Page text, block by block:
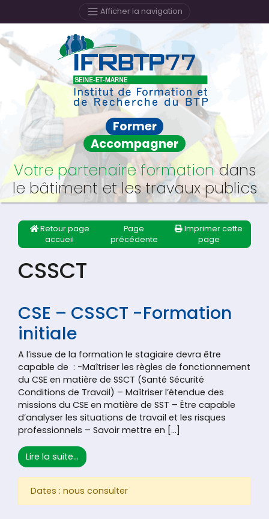
Afficher la navigation
Former
Accompagner
Votre partenaire formationdans
le bâtiment et les travaux publics
Retour page
accueil
Page
précédente
Imprimer cette
page
CSSCT
CSE – CSSCT -Formation
initiale
A l’issue de la formation le stagiaire devra être
capable de : -Maîtriser les règles de fonctionnement
du CSE en matière de SSCT (Santé Sécurité
Conditions de Travail) – Maîtriser l’étendue des
missions du CSE en matière de SST – Être capable
d’analyser les situations de travail et les risques
professionnels – Savoir mettre en […]
Lire la suite… from CSE – CSSCT -Formation initiale
Dates : nous consulter